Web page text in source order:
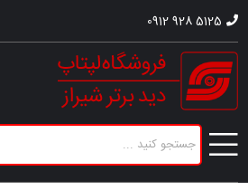
0912 928 5125